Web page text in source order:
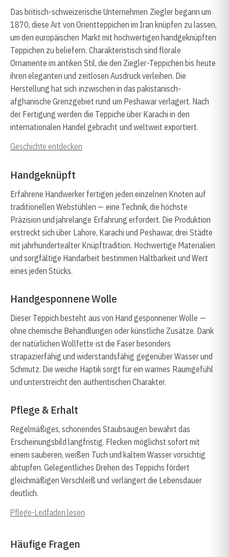
Das britisch-schweizerische Unternehmen Ziegler begann um
1870, diese Art von Orientteppichen im Iran knüpfen zu lassen,
um den europäischen Markt mit hochwertigen handgeknüpften
Teppichen zu beliefern. Charakteristisch sind florale
Ornamente im antiken Stil, die den Ziegler-Teppichen bis heute
ihren eleganten und zeitlosen Ausdruck verleihen. Die
Herstellung hat sich inzwischen in das pakistanisch-
afghanische Grenzgebiet rund um Peshawar verlagert. Nach
der Fertigung werden die Teppiche über Karachi in den
internationalen Handel gebracht und weltweit exportiert.
Geschichte entdecken
Handgeknüpft
Erfahrene Handwerker fertigen jeden einzelnen Knoten auf
traditionellen Webstühlen — eine Technik, die höchste
Präzision und jahrelange Erfahrung erfordert. Die Produktion
erstreckt sich über Lahore, Karachi und Peshawar, drei Städte
mit jahrhundertealter Knüpftradition. Hochwertige Materialien
und sorgfältige Handarbeit bestimmen Haltbarkeit und Wert
eines jeden Stücks.
Handgesponnene Wolle
Dieser Teppich besteht aus von Hand gesponnener Wolle —
ohne chemische Behandlungen oder künstliche Zusätze. Dank
der natürlichen Wollfette ist die Faser besonders
strapazierfähig und widerstandsfähig gegenüber Wasser und
Schmutz. Die weiche Haptik sorgt für ein warmes Raumgefühl
und unterstreicht den authentischen Charakter.
Pflege & Erhalt
Regelmäßiges, schonendes Staubsaugen bewahrt das
Erscheinungsbild langfristig. Flecken möglichst sofort mit
einem sauberen, weißen Tuch und kaltem Wasser vorsichtig
abtupfen. Gelegentliches Drehen des Teppichs fördert
gleichmäßigen Verschleiß und verlängert die Lebensdauer
deutlich.
Pflege-Leitfaden lesen
Häufige Fragen